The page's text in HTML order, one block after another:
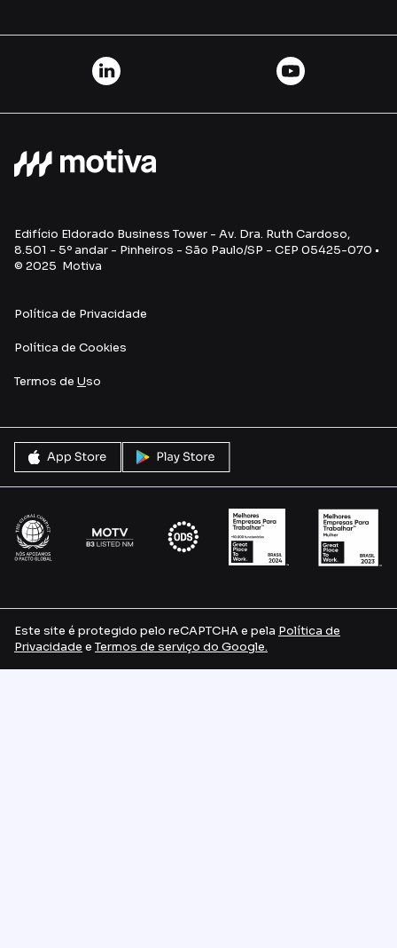
Edifício Eldorado Business Tower - Av. Dra. Ruth Cardoso,
8.501 - 5º andar - Pinheiros - São Paulo/SP - CEP 05425-070 •
© 2025 Motiva
Política de Privacidade
Política de Cookies
Termos de Uso
Este site é protegido pelo reCAPTCHA e pela Política de
Privacidade e Termos de serviço do Google.